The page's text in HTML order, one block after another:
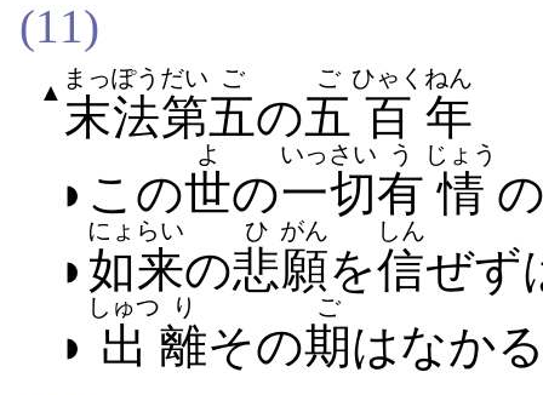
(11)
▲ 末法
まっぽう
第
だい
五
ご
の五
ご
百
ひゃく
年
ねん
◗この世
よ
の一切
いっさい
有
う
情
じょう
◗ 如来
にょらい
の悲
ひ
願
がん
を信
しん
ぜ​ず
◗ 出
しゅつ
離
り
その期
ご
は​なか